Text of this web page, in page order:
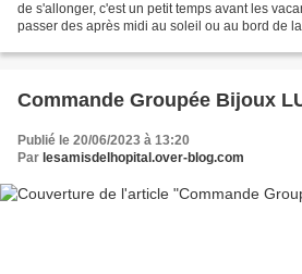
de s'allonger, c'est un petit temps avant les
passer des après midi au soleil ou au bord de
Commande Groupée Bijoux
Publié le 20/06/2023 à 13:20
Par lesamisdelhopital.over-blog.com